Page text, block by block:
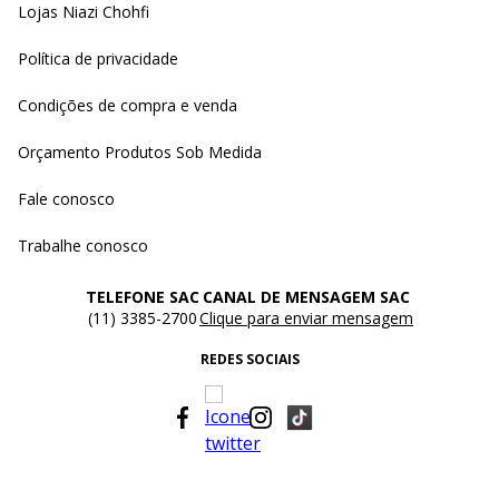
Lojas Niazi Chohfi
Política de privacidade
Condições de compra e venda
Orçamento Produtos Sob Medida
Fale conosco
Trabalhe conosco
TELEFONE SAC
(11) 3385-2700
CANAL DE MENSAGEM SAC
Clique para enviar mensagem
REDES SOCIAIS